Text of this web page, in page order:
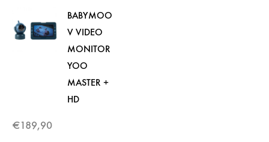
BABYMOO
V VIDEO
MONITOR
YOO
MASTER +
HD
€189,90